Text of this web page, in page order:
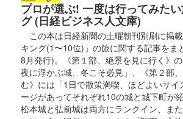
小幡城 御城印 小幡城織田信長公版
2023年11月4日〜11月5日に開催された「群
ト」で先行販売された後、12月13日から現
小幡城 御城印 令和五年秋の七
プロが選ぶ! 一度は行ってみた
グ (日経ビジネス人文庫)
この本は日経新聞の土曜朝刊別刷に掲
キング(1〜10位)」の旅に関する記事をま
8月発行)。《第１部、絶景を見に行く》
夜に浮かぶ城、冬こそ必見」、《第２部
む》には「1日で散策満喫、ほどよいサイ
ージがあってそれぞれ10の城と城下町が
松本城と弘前城は両方にランクイン、ま